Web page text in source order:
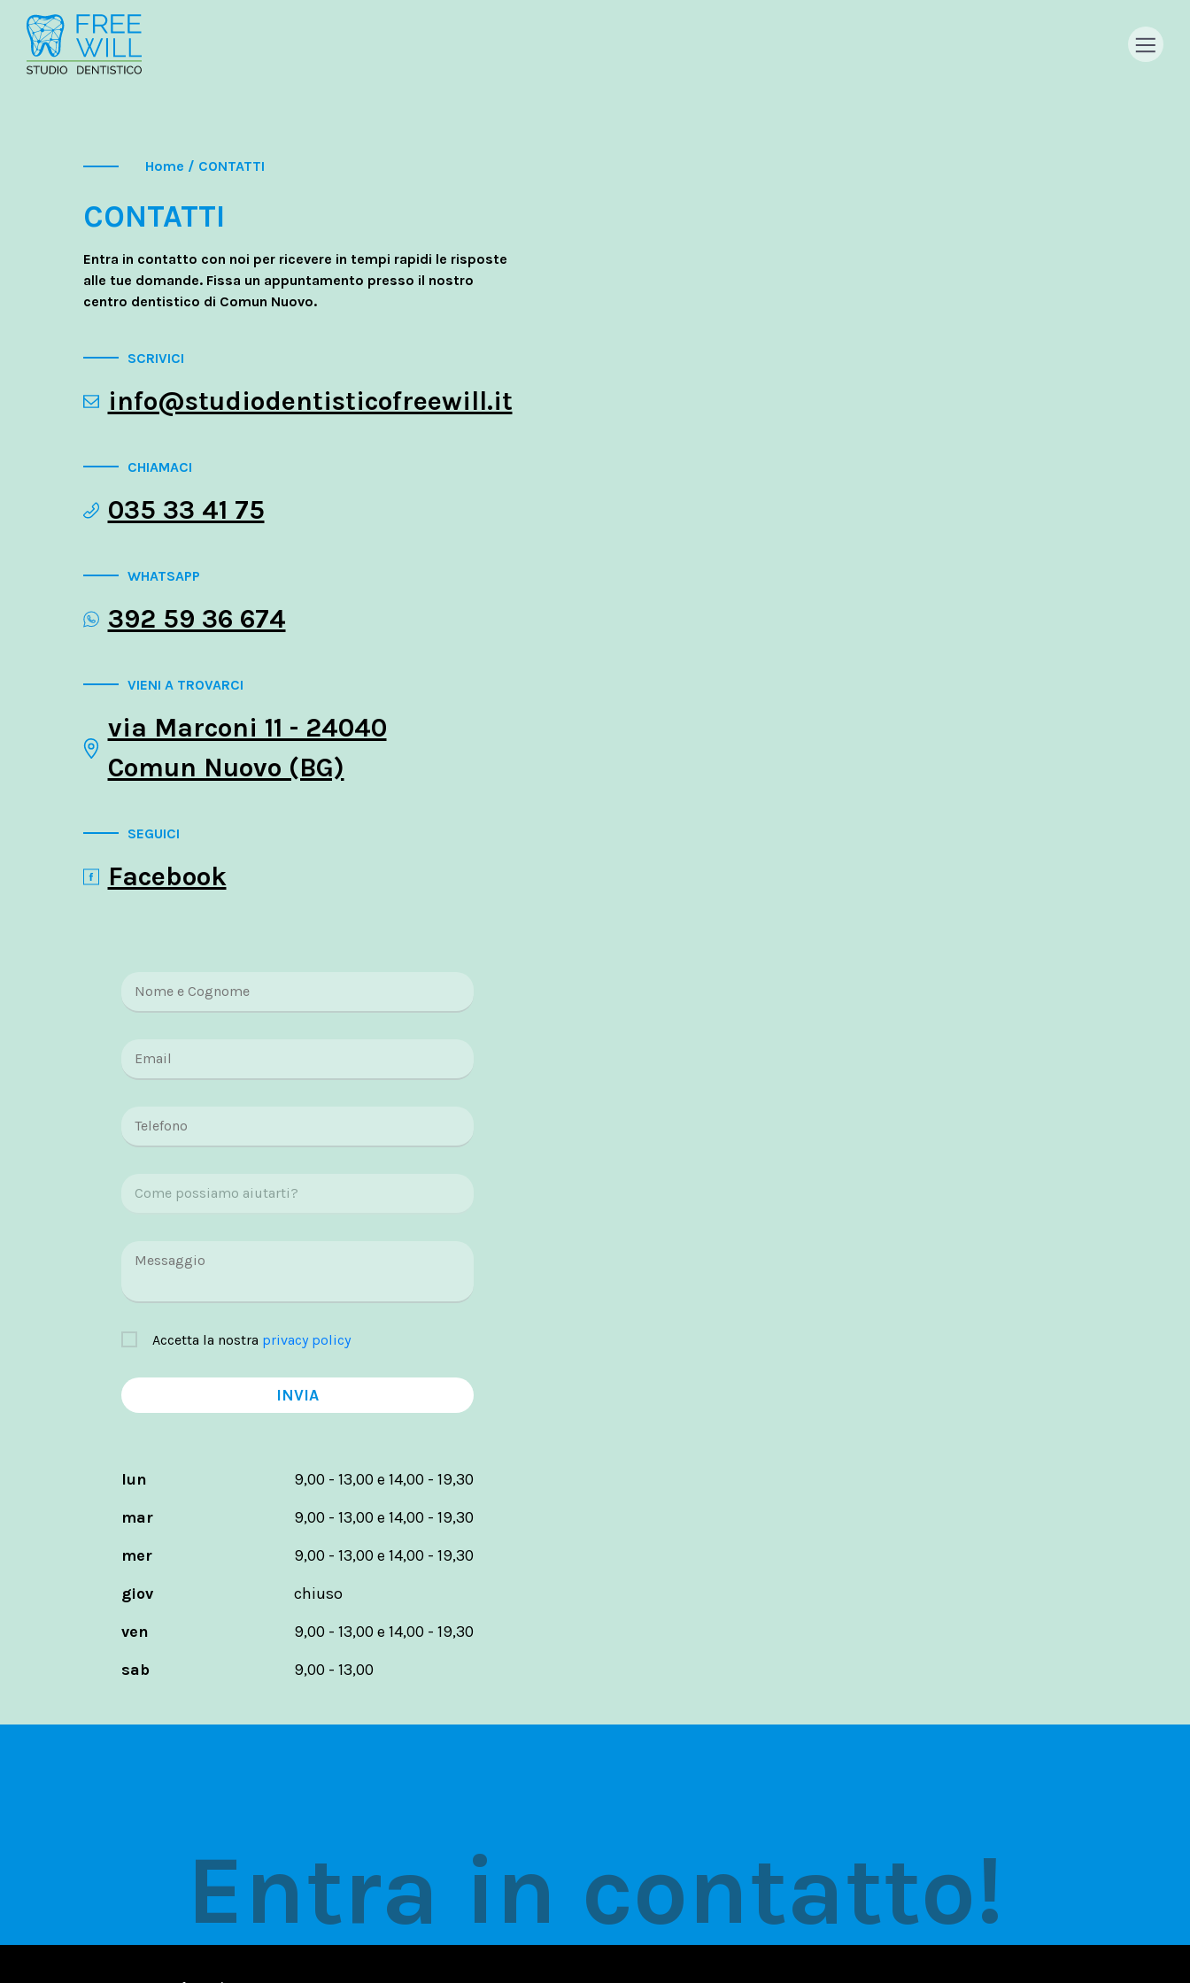
Home / CONTATTI
CONTATTI
Entra in contatto con noi per ricevere in tempi rapidi le risposte
alle tue domande. Fissa un appuntamento presso il nostro
centro dentistico di Comun Nuovo.
SCRIVICI
info@studiodentisticofreewill.it
CHIAMACI
035 33 41 75
WHATSAPP
392 59 36 674
VIENI A TROVARCI
via Marconi 11 - 24040
Comun Nuovo (BG)
SEGUICI
Facebook
Accetta la nostra privacy policy
INVIA
lun
mar
mer
giov
ven
sab
9,00 - 13,00 e 14,00 - 19,30
9,00 - 13,00 e 14,00 - 19,30
9,00 - 13,00 e 14,00 - 19,30
chiuso
9,00 - 13,00 e 14,00 - 19,30
9,00 - 13,00
Entra in contatto!